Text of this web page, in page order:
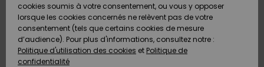
Nouveautés
Nouveautés
A
Découvrir
Communauté
AIDE &
CONTACT
Freedom
Protection
des
MAGASINS
cookies soumis à votre consentement, ou vous y opposer
lorsque les cookies concernés ne relèvent pas de votre
consentement (tels que certains cookies de mesure
d’audience). Pour plus d'informations, consultez notre :
Politique d'utilisation des cookies et Politique de
confidentialité